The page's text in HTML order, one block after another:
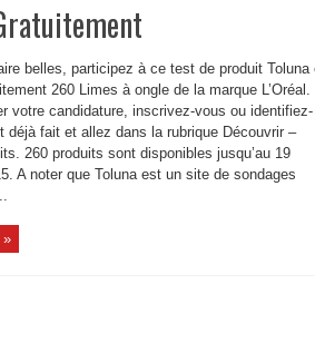
belles, participez à ce test de produit Toluna
260 Limes à ongle de la marque L’Oréal.
votre candidature, inscrivez-vous ou identifiez-
déjà fait et allez dans la rubrique Découvrir –
260 produits sont disponibles jusqu’au 19
A noter que Toluna est un site de sondages
»